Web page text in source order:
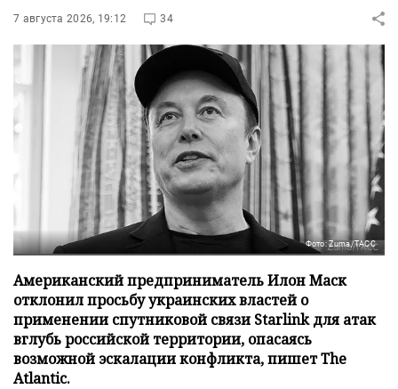
7 августа 2026, 19:12 34
Фото: Zuma/ТАСС
Американский предприниматель Илон Маск
отклонил просьбу украинских властей о
применении спутниковой связи Starlink для атак
вглубь российской территории, опасаясь
возможной эскалации конфликта, пишет The
Atlantic.